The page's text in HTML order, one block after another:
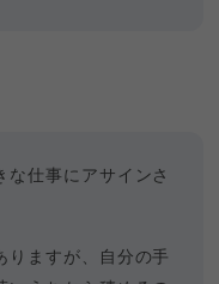
な仕事にアサインさ
りますが、自分の手